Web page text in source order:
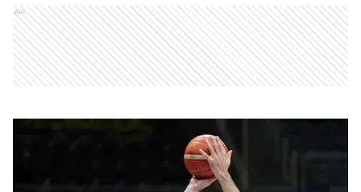
Ads